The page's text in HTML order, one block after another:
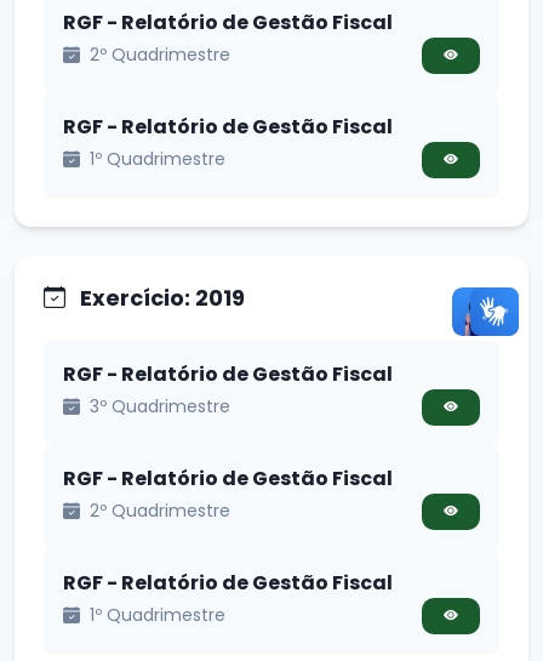
RGF - Relatório de Gestão Fiscal
2º Quadrimestre
RGF - Relatório de Gestão Fiscal
1º Quadrimestre
Exercício: 2019
RGF - Relatório de Gestão Fiscal
3º Quadrimestre
RGF - Relatório de Gestão Fiscal
2º Quadrimestre
RGF - Relatório de Gestão Fiscal
1º Quadrimestre